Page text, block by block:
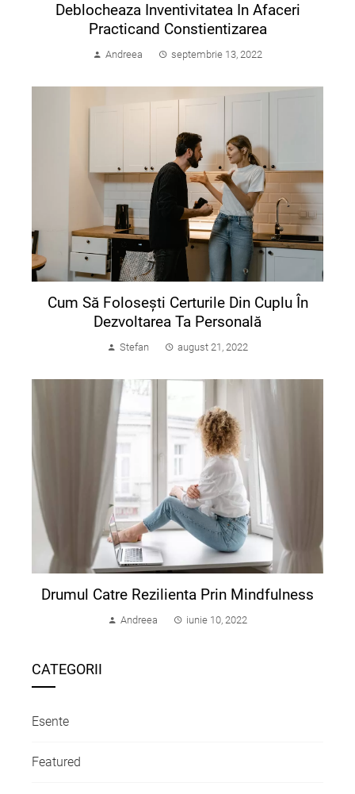
Deblocheaza Inventivitatea In Afaceri
Practicand Constientizarea
Andreea septembrie 13, 2022
Cum Să Folosești Certurile Din Cuplu În
Dezvoltarea Ta Personală
Stefan august 21, 2022
Drumul Catre Rezilienta Prin Mindfulness
Andreea iunie 10, 2022
CATEGORII
Esente
Featured